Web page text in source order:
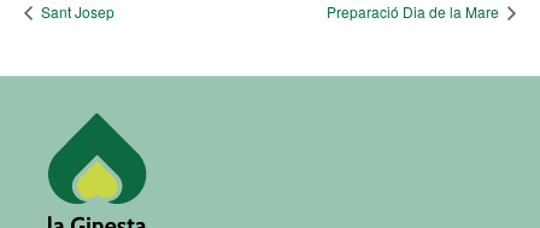
Sant Josep Preparació Dia de la Mare